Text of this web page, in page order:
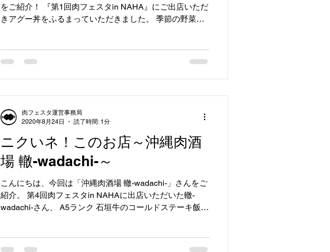
をご紹介！ 『第1回肉フェスタin NAHA』にご出店いただ
きアグー丼をふるまっていただきました。 季節の野菜や
ニクいネ！このお店～沖縄肉酒
場 轍-wadachi-～
こんにちは、今回は「沖縄肉酒場 轍-wadachi-」さんをご
紹介。 第4回肉フェスタin NAHAに出店いただいた轍-
wadachi-さん、 A5ランク 石垣牛のコールドステーキ飯を
肉フェスタ運営事務局
2020年8月24日
読了時間: 1分